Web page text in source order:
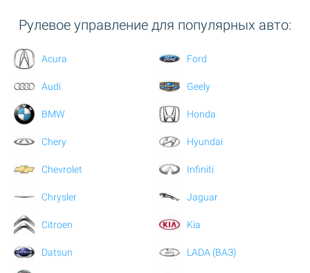
Рулевое управление для популярных авто:
Acura
Audi
BMW
Chery
Chevrolet
Chrysler
Citroen
Datsun
Ford
Geely
Honda
Hyundai
Infiniti
Jaguar
Kia
LADA (ВАЗ)